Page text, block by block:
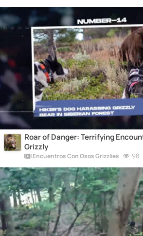
Roar of Danger: Terrifying
Grizzly
Encuentros Con Osos Grizzlies 98